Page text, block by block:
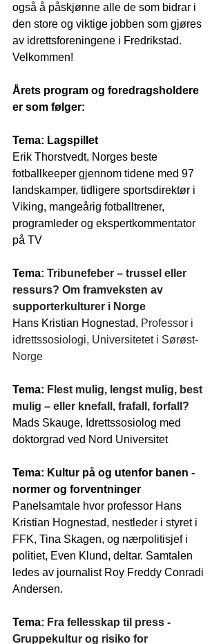
også å påskjønne alle de som bidrar i
den store og viktige jobben som gjøres
av idrettsforeningene i Fredrikstad.
Velkommen!
Årets program og foredragsholdere
er som følger:
Tema: Lagspillet
Erik Thorstvedt, Norges beste
fotballkeeper gjennom tidene med 97
landskamper, tidligere sportsdirektør i
Viking, mangeårig fotballtrener,
programleder og ekspertkommentator
på TV
Tema: Tribunefeber – trussel eller
ressurs? Om framveksten av
supporterkulturer i Norge
Hans Kristian Hognestad, Professor i
idrettssosiologi, Universitetet i Sørøst-
Norge
Tema: Flest mulig, lengst mulig, best
mulig – eller knefall, frafall, forfall?
Mads Skauge, Idrettssosiolog med
doktorgrad ved Nord Universitet
Tema: Kultur på og utenfor banen -
normer og forventninger
Panelsamtale hvor professor Hans
Kristian Hognestad, nestleder i styret i
FFK, Tina Skagen, og nærpolitisjef i
politiet, Even Klund, deltar. Samtalen
ledes av journalist Roy Freddy Conradi
Andersen.
Tema: Fra fellesskap til press -
Gruppekultur og risiko for